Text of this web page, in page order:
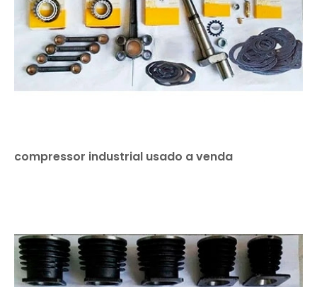
compressor industrial usado a venda